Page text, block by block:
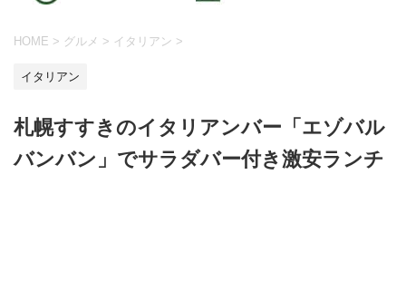
HOME > グルメ > イタリアン >
イタリアン
札幌すすきのイタリアンバー「エゾバル
バンバン」でサラダバー付き激安ランチ